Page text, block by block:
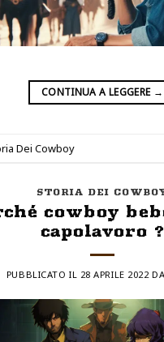
CONTINUA A LEGGERE →
Dei Cowboy
STORIA DEI
cowboy
capolavoro ?
PUBBLICATO IL 28 APRILE 2022 DA